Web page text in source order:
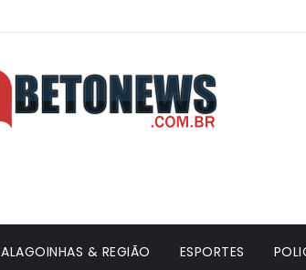
ALAGOINHAS & REGIÃO ESPORTES